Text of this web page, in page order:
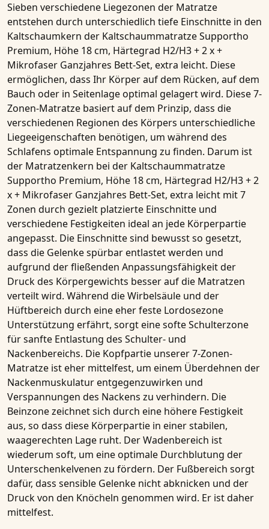
Sieben verschiedene Liegezonen der Matratze
entstehen durch unterschiedlich tiefe Einschnitte in den
Kaltschaumkern der Kaltschaummatratze Supportho
Premium, Höhe 18 cm, Härtegrad H2/H3 + 2 x +
Mikrofaser Ganzjahres Bett-Set, extra leicht. Diese
ermöglichen, dass Ihr Körper auf dem Rücken, auf dem
Bauch oder in Seitenlage optimal gelagert wird. Diese7-
Zonen-Matratze basiert auf dem Prinzip, dass die
verschiedenen Regionen des Körpers unterschiedliche
Liegeeigenschaften benötigen, um während des
Schlafens optimale Entspannung zu finden. Darum ist
der Matratzenkern bei der Kaltschaummatratze
Supportho Premium, Höhe 18 cm, Härtegrad H2/H3 + 2
x + Mikrofaser Ganzjahres Bett-Set, extra leicht mit7
Zonen durch gezielt platzierte Einschnitte und
verschiedene Festigkeiten ideal an jede Körperpartie
angepasst. Die Einschnitte sind bewusst so gesetzt,
dass die Gelenke spürbar entlastet werden und
aufgrund der fließenden Anpassungsfähigkeit der
Druck des Körpergewichts besser auf die Matratzen
verteilt wird. Während die Wirbelsäule und der
Hüftbereich durch eine eher feste Lordosezone
Unterstützung erfährt, sorgt eine softe Schulterzone
für sanfte Entlastung des Schulter- und
Nackenbereichs. Die Kopfpartie unserer7-Zonen-
Matratze ist eher mittelfest, um einem Überdehnen der
Nackenmuskulatur entgegenzuwirken und
Verspannungen des Nackens zu verhindern. Die
Beinzone zeichnet sich durch eine höhere Festigkeit
aus, so dass diese Körperpartie in einer stabilen,
waagerechten Lage ruht. Der Wadenbereich ist
wiederum soft, um eine optimale Durchblutung der
Unterschenkelvenen zu fördern. Der Fußbereich sorgt
dafür, dass sensible Gelenke nicht abknicken und der
Druck von den Knöcheln genommen wird. Er ist daher
mittelfest.